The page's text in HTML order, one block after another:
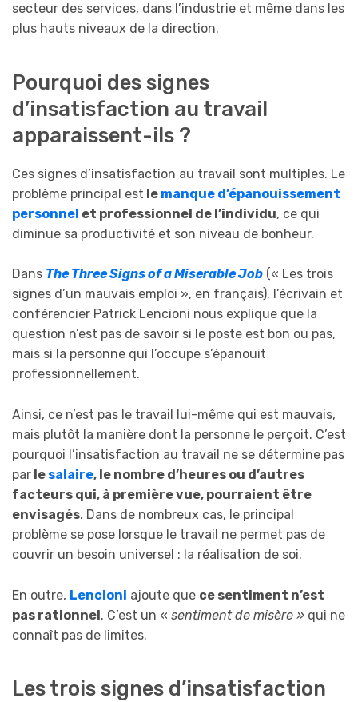
secteur des services, dans l’industrie et même dans les
plus hauts niveaux de la direction.
Pourquoi des signes
d’insatisfaction au travail
apparaissent-ils ?
Ces signes d’insatisfaction au travail sont multiples. Le
problème principal est le manque d’épanouissement
personnel et professionnel de l’individu, ce qui
diminue sa productivité et son niveau de bonheur.
Dans The Three Signs of a Miserable Job (« Les trois
signes d’un mauvais emploi », en français), l’écrivain et
conférencier Patrick Lencioni nous explique que la
question n’est pas de savoir si le poste est bon ou pas,
mais si la personne qui l’occupe s’épanouit
professionnellement.
Ainsi, ce n’est pas le travail lui-même qui est mauvais,
mais plutôt la manière dont la personne le perçoit. C’est
pourquoi l’insatisfaction au travail ne se détermine pas
par le salaire, le nombre d’heures ou d’autres
facteurs qui, à première vue, pourraient être
envisagés. Dans de nombreux cas, le principal
problème se pose lorsque le travail ne permet pas de
couvrir un besoin universel : la réalisation de soi.
En outre, Lencioni ajoute que ce sentiment n’est
pas rationnel. C’est un « sentiment de misère » qui ne
connaît pas de limites.
Les trois signes d’insatisfaction